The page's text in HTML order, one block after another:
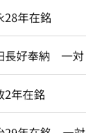
年在銘
長好奉納 一対
年在銘